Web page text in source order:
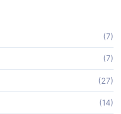
(7)
(7)
(27)
(14)